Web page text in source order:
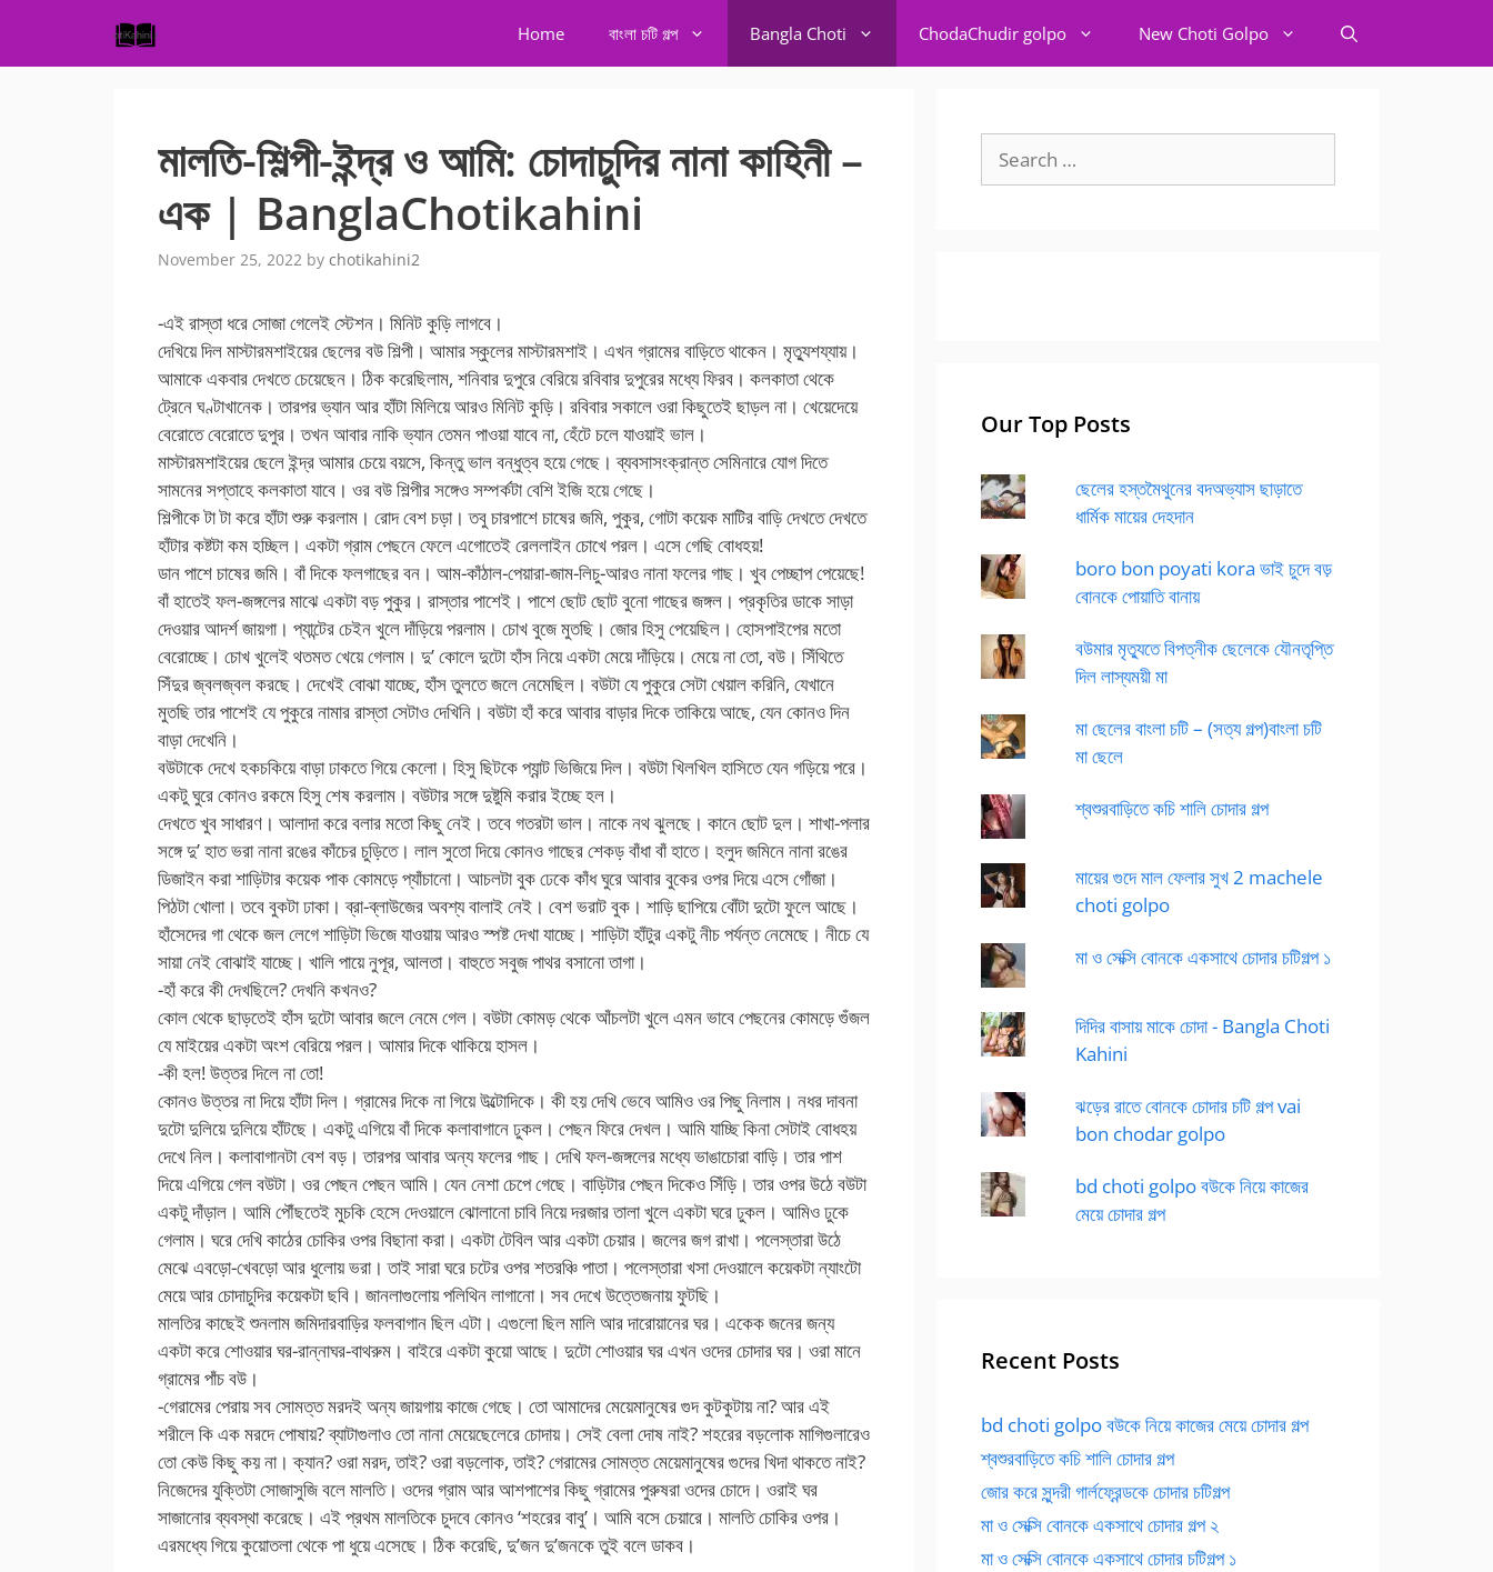
content
Home বাংলা চটি গল্প Bangla Choti ChodaChudir golpo New Choti Golpo
মালতি-শিল্পী-ইন্দ্র ও আমি: চোদাচুদির নানা কাহিনী –
এক | BanglaChotikahini
November 25, 2022 by chotikahini2
-এই রাস্তা ধরে সোজা গেলেই স্টেশন। মিনিট কুড়ি লাগবে।
দেখিয়ে দিল মাস্টারমশাইয়ের ছেলের বউ শিল্পী। আমার স্কুলের মাস্টারমশাই। এখন গ্রামের বাড়িতে থাকেন। মৃত্যুশয্যায়।
আমাকে একবার দেখতে চেয়েছেন। ঠিক করেছিলাম, শনিবার দুপুরে বেরিয়ে রবিবার দুপুরের মধ্যে ফিরব। কলকাতা থেকে
ট্রেনে ঘণ্টাখানেক। তারপর ভ্যান আর হাঁটা মিলিয়ে আরও মিনিট কুড়ি। রবিবার সকালে ওরা কিছুতেই ছাড়ল না। খেয়েদেয়ে
বেরোতে বেরোতে দুপুর। তখন আবার নাকি ভ্যান তেমন পাওয়া যাবে না, হেঁটে চলে যাওয়াই ভাল।
মাস্টারমশাইয়ের ছেলে ইন্দ্র আমার চেয়ে বয়সে, কিন্তু ভাল বন্ধুত্ব হয়ে গেছে। ব্যবসাসংক্রান্ত সেমিনারে যোগ দিতে
সামনের সপ্তাহে কলকাতা যাবে। ওর বউ শিল্পীর সঙ্গেও সম্পর্কটা বেশি ইজি হয়ে গেছে।
শিল্পীকে টা টা করে হাঁটা শুরু করলাম। রোদ বেশ চড়া। তবু চারপাশে চাষের জমি, পুকুর, গোটা কয়েক মাটির বাড়ি দেখতে দেখতে
হাঁটার কষ্টটা কম হচ্ছিল। একটা গ্রাম পেছনে ফেলে এগোতেই রেললাইন চোখে পরল। এসে গেছি বোধহয়!
ডান পাশে চাষের জমি। বাঁ দিকে ফলগাছের বন। আম-কাঁঠাল-পেয়ারা-জাম-লিচু-আরও নানা ফলের গাছ। খুব পেচ্ছাপ পেয়েছে!
বাঁ হাতেই ফল-জঙ্গলের মাঝে একটা বড় পুকুর। রাস্তার পাশেই। পাশে ছোট ছোট বুনো গাছের জঙ্গল। প্রকৃতির ডাকে সাড়া
দেওয়ার আদর্শ জায়গা। প্যান্টের চেইন খুলে দাঁড়িয়ে পরলাম। চোখ বুজে মুতছি। জোর হিসু পেয়েছিল। হোসপাইপের মতো
বেরোচ্ছে। চোখ খুলেই থতমত খেয়ে গেলাম। দু’ কোলে দুটো হাঁস নিয়ে একটা মেয়ে দাঁড়িয়ে। মেয়ে না তো, বউ। সিঁথিতে
সিঁদুর জ্বলজ্বল করছে। দেখেই বোঝা যাচ্ছে, হাঁস তুলতে জলে নেমেছিল। বউটা যে পুকুরে সেটা খেয়াল করিনি, যেখানে
মুতছি তার পাশেই যে পুকুরে নামার রাস্তা সেটাও দেখিনি। বউটা হাঁ করে আবার বাড়ার দিকে তাকিয়ে আছে, যেন কোনও দিন
বাড়া দেখেনি।
বউটাকে দেখে হকচকিয়ে বাড়া ঢাকতে গিয়ে কেলো। হিসু ছিটকে প্যান্ট ভিজিয়ে দিল। বউটা খিলখিল হাসিতে যেন গড়িয়ে পরে।
একটু ঘুরে কোনও রকমে হিসু শেষ করলাম। বউটার সঙ্গে দুষ্টুমি করার ইচ্ছে হল।
দেখতে খুব সাধারণ। আলাদা করে বলার মতো কিছু নেই। তবে গতরটা ভাল। নাকে নথ ঝুলছে। কানে ছোট দুল। শাখা-পলার
সঙ্গে দু’ হাত ভরা নানা রঙের কাঁচের চুড়িতে। লাল সুতো দিয়ে কোনও গাছের শেকড় বাঁধা বাঁ হাতে। হলুদ জমিনে নানা রঙের
ডিজাইন করা শাড়িটার কয়েক পাক কোমড়ে প্যাঁচানো। আচলটা বুক ঢেকে কাঁধ ঘুরে আবার বুকের ওপর দিয়ে এসে গোঁজা।
পিঠটা খোলা। তবে বুকটা ঢাকা। ব্রা-ব্লাউজের অবশ্য বালাই নেই। বেশ ভরাট বুক। শাড়ি ছাপিয়ে বোঁটা দুটো ফুলে আছে।
হাঁসেদের গা থেকে জল লেগে শাড়িটা ভিজে যাওয়ায় আরও স্পষ্ট দেখা যাচ্ছে। শাড়িটা হাঁটুর একটু নীচ পর্যন্ত নেমেছে। নীচে যে
সায়া নেই বোঝাই যাচ্ছে। খালি পায়ে নুপূর, আলতা। বাহুতে সবুজ পাথর বসানো তাগা।
-হাঁ করে কী দেখছিলে? দেখনি কখনও?
কোল থেকে ছাড়তেই হাঁস দুটো আবার জলে নেমে গেল। বউটা কোমড় থেকে আঁচলটা খুলে এমন ভাবে পেছনের কোমড়ে গুঁজল
যে মাইয়ের একটা অংশ বেরিয়ে পরল। আমার দিকে থাকিয়ে হাসল।
-কী হল! উত্তর দিলে না তো!
কোনও উত্তর না দিয়ে হাঁটা দিল। গ্রামের দিকে না গিয়ে উল্টোদিকে। কী হয় দেখি ভেবে আমিও ওর পিছু নিলাম। নধর দাবনা
দুটো দুলিয়ে দুলিয়ে হাঁটছে। একটু এগিয়ে বাঁ দিকে কলাবাগানে ঢুকল। পেছন ফিরে দেখল। আমি যাচ্ছি কিনা সেটাই বোধহয়
দেখে নিল। কলাবাগানটা বেশ বড়। তারপর আবার অন্য ফলের গাছ। দেখি ফল-জঙ্গলের মধ্যে ভাঙাচোরা বাড়ি। তার পাশ
দিয়ে এগিয়ে গেল বউটা। ওর পেছন পেছন আমি। যেন নেশা চেপে গেছে। বাড়িটার পেছন দিকেও সিঁড়ি। তার ওপর উঠে বউটা
একটু দাঁড়াল। আমি পৌঁছতেই মুচকি হেসে দেওয়ালে ঝোলানো চাবি নিয়ে দরজার তালা খুলে একটা ঘরে ঢুকল। আমিও ঢুকে
গেলাম। ঘরে দেখি কাঠের চোকির ওপর বিছানা করা। একটা টেবিল আর একটা চেয়ার। জলের জগ রাখা। পলেস্তারা উঠে
মেঝে এবড়ো-খেবড়ো আর ধুলোয় ভরা। তাই সারা ঘরে চটের ওপর শতরঞ্চি পাতা। পলেস্তারা খসা দেওয়ালে কয়েকটা ন্যাংটো
মেয়ে আর চোদাচুদির কয়েকটা ছবি। জানলাগুলোয় পলিথিন লাগানো। সব দেখে উত্তেজনায় ফুটছি।
মালতির কাছেই শুনলাম জমিদারবাড়ির ফলবাগান ছিল এটা। এগুলো ছিল মালি আর দারোয়ানের ঘর। একেক জনের জন্য
একটা করে শোওয়ার ঘর-রান্নাঘর-বাথরুম। বাইরে একটা কুয়ো আছে। দুটো শোওয়ার ঘর এখন ওদের চোদার ঘর। ওরা মানে
গ্রামের পাঁচ বউ।
-গেরামের পেরায় সব সোমত্ত মরদই অন্য জায়গায় কাজে গেছে। তো আমাদের মেয়েমানুষের গুদ কুটকুটায় না? আর এই
শরীলে কি এক মরদে পোষায়? ব্যাটাগুলাও তো নানা মেয়েছেলেরে চোদায়। সেই বেলা দোষ নাই? শহরের বড়লোক মাগিগুলারেও
তো কেউ কিছু কয় না। ক্যান? ওরা মরদ, তাই? ওরা বড়লোক, তাই? গেরামের সোমত্ত মেয়েমানুষের গুদের খিদা থাকতে নাই?
নিজেদের যুক্তিটা সোজাসুজি বলে মালতি। ওদের গ্রাম আর আশপাশের কিছু গ্রামের পুরুষরা ওদের চোদে। ওরাই ঘর
সাজানোর ব্যবস্থা করেছে। এই প্রথম মালতিকে চুদবে কোনও ‘শহরের বাবু’। আমি বসে চেয়ারে। মালতি চোকির ওপর।
এরমধ্যে গিয়ে কুয়োতলা থেকে পা ধুয়ে এসেছে। ঠিক করেছি, দু’জন দু’জনকে তুই বলে ডাকব।
for:
Our Top Posts
ছেলের হস্তমৈথুনের বদঅভ্যাস ছাড়াতে
ধার্মিক মায়ের দেহদান
boro bon poyati kora ভাই চুদে বড়
বোনকে পোয়াতি বানায়
বউমার মৃত্যুতে বিপত্নীক ছেলেকে যৌনতৃপ্তি
দিল লাস্যময়ী মা
মা ছেলের বাংলা চটি – (সত্য গল্প)বাংলা চটি
মা ছেলে
শ্বশুরবাড়িতে কচি শালি চোদার গল্প
মায়ের গুদে মাল ফেলার সুখ 2 machele
choti golpo
মা ও সেক্সি বোনকে একসাথে চোদার চটিগল্প ১
দিদির বাসায় মাকে চোদা - Bangla Choti
Kahini
ঝড়ের রাতে বোনকে চোদার চটি গল্প vai
bon chodar golpo
bd choti golpo বউকে নিয়ে কাজের
মেয়ে চোদার গল্প
Recent Posts
bd choti golpo বউকে নিয়ে কাজের মেয়ে চোদার গল্প
শ্বশুরবাড়িতে কচি শালি চোদার গল্প
জোর করে সুন্দরী গার্লফ্রেন্ডকে চোদার চটিগল্প
মা ও সেক্সি বোনকে একসাথে চোদার গল্প ২
মা ও সেক্সি বোনকে একসাথে চোদার চটিগল্প ১